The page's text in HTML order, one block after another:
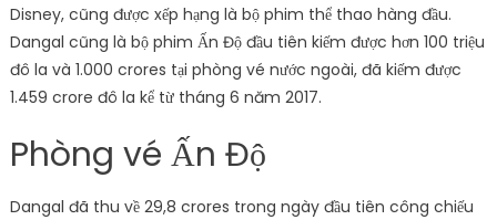
Disney, cũng được xếp hạng là bộ phim thể thao hàng đầu.
Dangal cũng là bộ phim Ấn Độ đầu tiên kiếm được hơn 100 triệu
đô la và 1.000 crores tại phòng vé nước ngoài, đã kiếm được
1.459 crore đô la kể từ tháng 6 năm 2017.
Phòng vé Ấn Độ
Dangal đã thu về 29,8 crores trong ngày đầu tiên công chiếu